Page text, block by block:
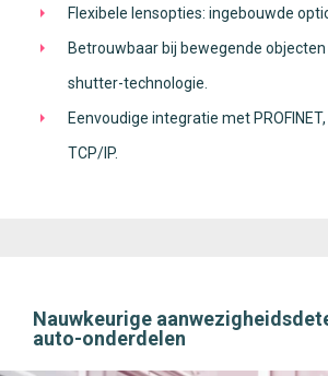
Flexibele lensopties: ingebouwde
Betrouwbaar bij bewegende objecten
shutter-technologie.
Eenvoudige integratie met
TCP/IP.
Nauwkeurige
auto-onderdelen